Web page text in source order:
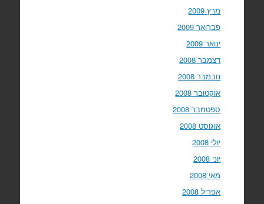
מרץ 2009
פברואר 2009
ינואר 2009
דצמבר 2008
נובמבר 2008
אוקטובר 2008
ספטמבר 2008
אוגוסט 2008
יולי 2008
יוני 2008
מאי 2008
אפריל 2008